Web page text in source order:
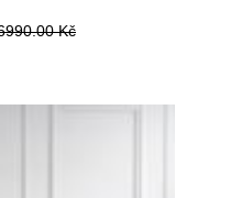
Kč